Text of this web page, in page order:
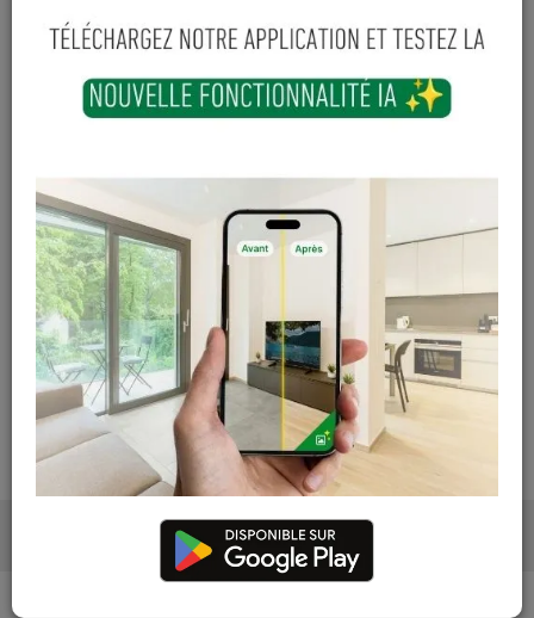
Cuesmes
Contactez Diffusion Menuiserie pour obtenir le temps de
réapprovisionnement pour ce produit
Les teintes, nuances et veinages des photos peuvent
varier par rapport au produit réel